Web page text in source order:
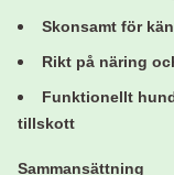
Skonsamt för
Rikt på näring
Funktionellt
tillskott
Sammansättning